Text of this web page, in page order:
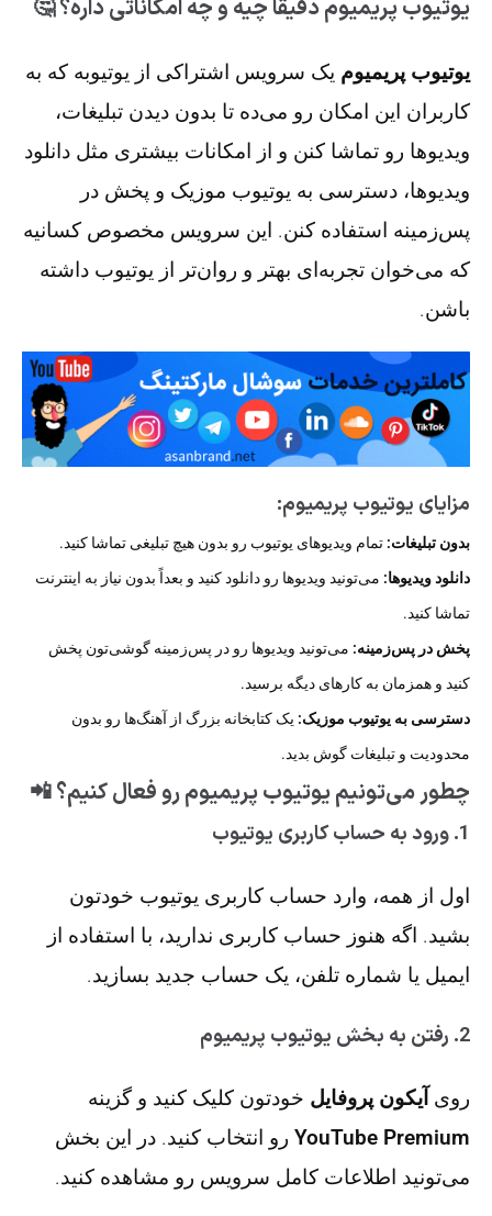
یوتیوب پریمیوم دقیقاً چیه و چه امکاناتی داره؟ 🤔
یوتیوب پریمیوم یک سرویس اشتراکی از یوتیوبه که به
کاربران این امکان رو می‌ده تا بدون دیدن تبلیغات،
ویدیوها رو تماشا کنن و از امکانات بیشتری مثل دانلود
ویدیوها، دسترسی به یوتیوب موزیک و پخش در
پس‌زمینه استفاده کنن. این سرویس مخصوص کسانیه
که می‌خوان تجربه‌ای بهتر و روان‌تر از یوتیوب داشته
باشن.
مزایای یوتیوب پریمیوم:
بدون تبلیغات: تمام ویدیوهای یوتیوب رو بدون هیچ تبلیغی تماشا کنید.
دانلود ویدیوها: می‌تونید ویدیوها رو دانلود کنید و بعداً بدون نیاز به اینترنت
تماشا کنید.
پخش در پس‌زمینه: می‌تونید ویدیوها رو در پس‌زمینه گوشی‌تون پخش
کنید و همزمان به کارهای دیگه برسید.
دسترسی به یوتیوب موزیک: یک کتابخانه بزرگ از آهنگ‌ها رو بدون
محدودیت و تبلیغات گوش بدید.
چطور می‌تونیم یوتیوب پریمیوم رو فعال کنیم؟ 📲
1. ورود به حساب کاربری یوتیوب
اول از همه، وارد حساب کاربری یوتیوب خودتون
بشید. اگه هنوز حساب کاربری ندارید، با استفاده از
ایمیل یا شماره تلفن، یک حساب جدید بسازید.
2. رفتن به بخش یوتیوب پریمیوم
روی آیکون پروفایل خودتون کلیک کنید و گزینه
YouTube Premium رو انتخاب کنید. در این بخش
می‌تونید اطلاعات کامل سرویس رو مشاهده کنید.